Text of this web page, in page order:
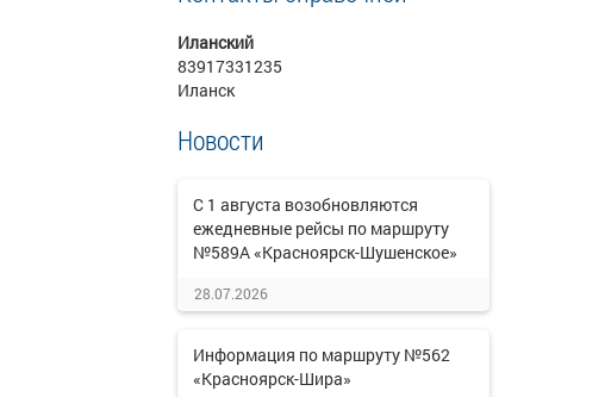
Иланский
83917331235
Иланск
Новости
С 1 августа возобновляются
ежедневные рейсы по маршруту
№589А «Красноярск-Шушенское»
28.07.2026
Информация по маршруту №562
«Красноярск-Шира»